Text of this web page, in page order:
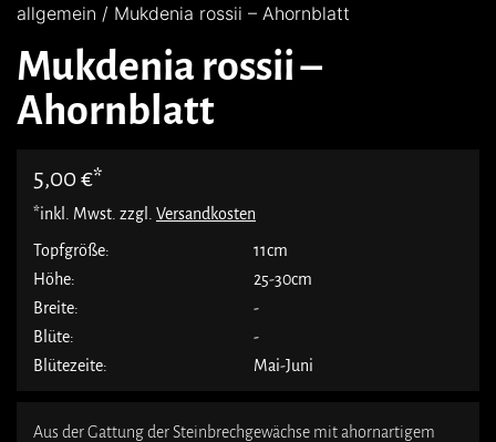
allgemein / Mukdenia rossii – Ahornblatt
Mukdenia rossii –
Ahornblatt
5,00 €
*inkl. Mwst. zzgl. Versandkosten
Topfgröße:
11cm
Höhe:
25-30cm
Breite:
-
Blüte:
-
Blütezeite:
Mai-Juni
Aus der Gattung der Steinbrechgewächse mit ahornartigem